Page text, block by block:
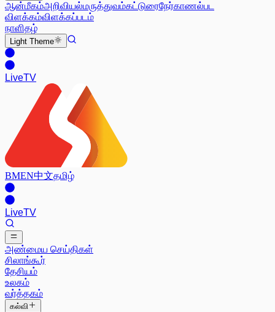
ஆன்மீகம்அறிவியல்மருத்துவம்கட்டுரைநேர்காணல்பட
விளக்கம்விளக்கப்படம்
நாளிதழ்
Light Theme
LiveTV
BMEN中文தமிழ்
LiveTV
அண்மைய செய்திகள்
சிலாங்கூர்
தேசியம்
உலகம்
வர்த்தகம்
கல்வி